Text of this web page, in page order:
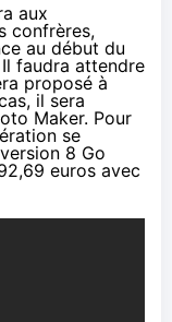
aux
confrères,
au début du
faudra attendre
proposé à
il sera
Maker. Pour
se
8 Go
euros avec